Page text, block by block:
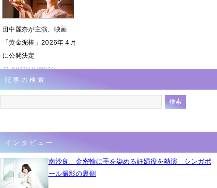
田中麗奈が主演、映画
「黄金泥棒」2026年４月
に公開決定
9月17日 07時00分
記事の検索
インタビュー
南沙良、金密輸に手を染める妊婦役を熱演 シンガポ
ール撮影の裏側